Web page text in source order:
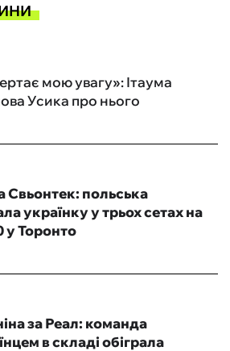
мою увагу»: Ітаума
Усика про нього
Свьонтек: польська
українку у трьох сетах на
у Торонто
за Реал: команда
в складі обіграла